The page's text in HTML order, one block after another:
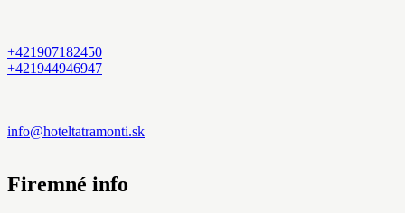
+421907182450
+421944946947
info@hoteltatramonti.sk
Firemné info